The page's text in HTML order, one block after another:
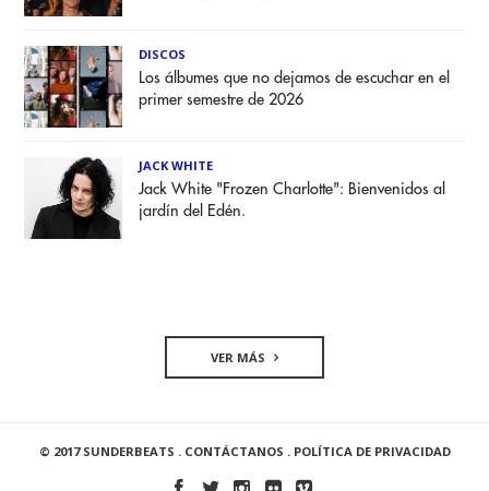
DISCOS
Los álbumes que no dejamos de escuchar en el
primer semestre de 2026
JACK WHITE
Jack White "Frozen Charlotte": Bienvenidos al
jardín del Edén.
VER MÁS
© 2017 SUNDERBEATS . CONTÁCTANOS . POLÍTICA DE PRIVACIDAD